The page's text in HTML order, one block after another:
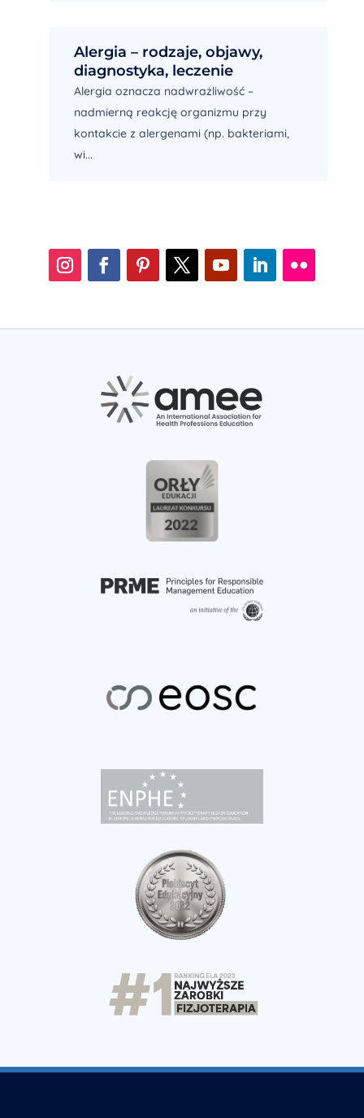
Alergia – rodzaje, objawy,
diagnostyka, leczenie
Alergia oznacza nadwrażliwość –
nadmierną reakcję organizmu przy
kontakcie z alergenami (np. bakteriami,
wi...